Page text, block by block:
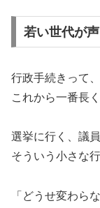
若い世代が
行政手続きって
これから一番長
選挙に行く、議
そういう小さな
「どうせ変わら